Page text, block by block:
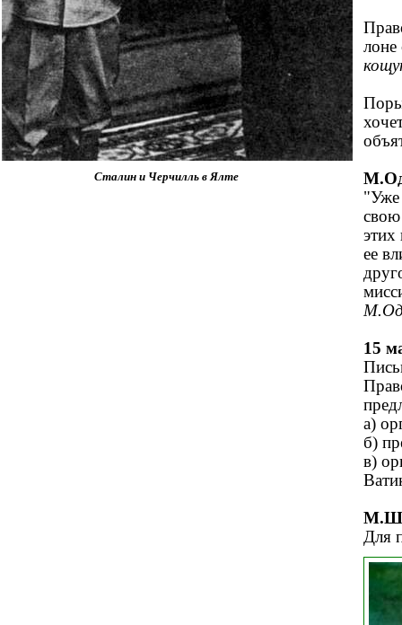
Сталин и Черчилль в Ялте
лоне
"Уже
свою
этих
ее
15
а)
б)
в)
Для